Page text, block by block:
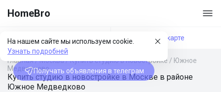
HomeBro
На нашем сайте мы используем cookie.
Узнать подробней
Получать объявления в телеграм
Фильтры На карте
Главная/Москва/Купить студию в новостройке / Южное
Медведково
Купить студию в новостройке в Москве в районе
Южное Медведково